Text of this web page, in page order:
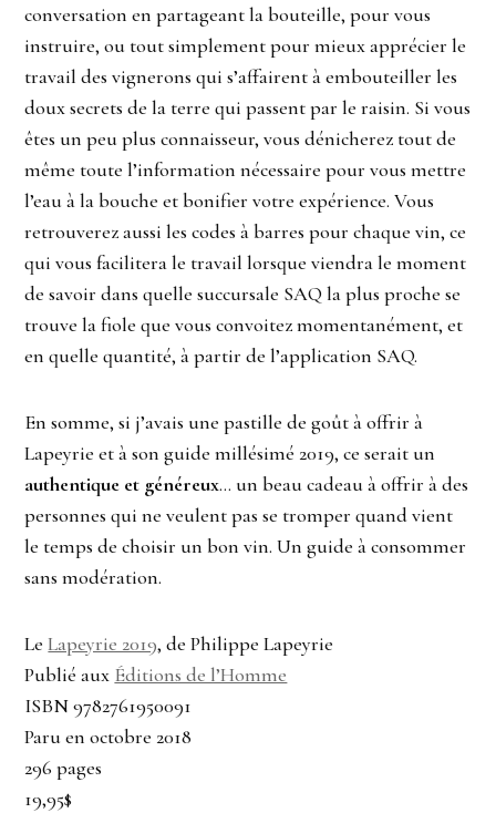
conversation en partageant la bouteille, pour vous
instruire, ou tout simplement pour mieux apprécier le
travail des vignerons qui s’affairent à embouteiller les
doux secrets de la terre qui passent par le raisin. Si vous
êtes un peu plus connaisseur, vous dénicherez tout de
même toute l’information nécessaire pour vous mettre
l’eau à la bouche et bonifier votre expérience. Vous
retrouverez aussi les codes à barres pour chaque vin, ce
qui vous facilitera le travail lorsque viendra le moment
de savoir dans quelle succursale SAQ la plus proche se
trouve la fiole que vous convoitez momentanément, et
en quelle quantité, à partir de l’application SAQ.
En somme, si j’avais une pastille de goût à offrir à
Lapeyrie et à son guide millésimé 2019, ce serait un
authentique et généreux… un beau cadeau à offrir à des
personnes qui ne veulent pas se tromper quand vient
le temps de choisir un bon vin. Un guide à consommer
sans modération.
LeLapeyrie 2019, de Philippe Lapeyrie
Publié aux Éditions de l’Homme
ISBN 9782761950091
Paru en octobre 2018
296 pages
19,95$